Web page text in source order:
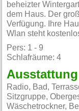
beheizter
dem Haus. Der
Verfügung. Ihre
Wlan steht
Pers: 1 - 9
Schlafräume: 4
Ausstattung
Radio, Bad,
Sitzgruppe,
Wäschetrockner,